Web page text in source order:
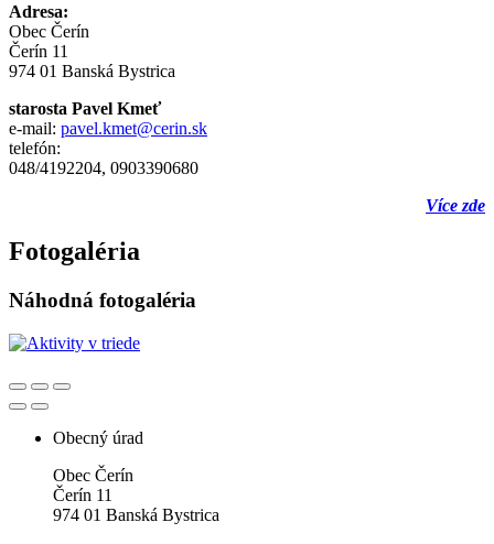
Adresa:
Obec Čerín
Čerín 11
974 01 Banská Bystrica
starosta Pavel Kmeť
e-mail: pavel.kmet@cerin.sk
telefón:
048/4192204, 0903390680
Více zde
Fotogaléria
Náhodná fotogaléria
Obecný úrad
Obec Čerín
Čerín 11
974 01 Banská Bystrica